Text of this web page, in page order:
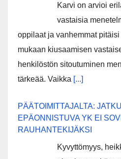
Karvi on arvioi
vastaisia
oppilaat ja vanhemmat
mukaan kiusaamisen
henkilöstön sitoutuminen
tärkeää. Vaikka [...]
PÄÄTOIMITTAJALTA:
EPÄONNISTUVA YK EI
RAUHANTEKIJÄKSI
Kyvyttömyys,